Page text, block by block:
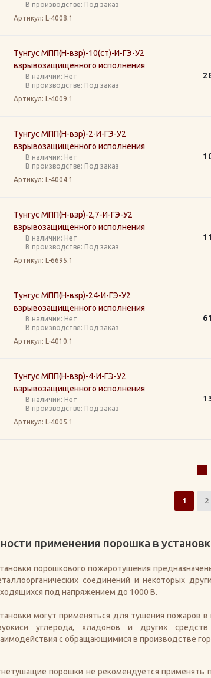
В производстве: Под заказ
Артикул: L-4008.1
Тунгус МПП(Н-взр)-10(ст)-И-ГЭ-У2
взрывозащищенного исполнения
В наличии: Нет
В производстве: Под заказ
Артикул: L-4009.1
Тунгус МПП(Н-взр)-2-И-ГЭ-У2
взрывозащищенного исполнения
В наличии: Нет
В производстве: Под заказ
Артикул: L-4004.1
Тунгус МПП(Н-взр)-2,7-И-ГЭ-У2
взрывозащищенного исполнения
В наличии: Нет
В производстве: Под заказ
Артикул: L-6695.1
Тунгус МПП(Н-взр)-24-И-ГЭ-У2
взрывозащищенного исполнения
В наличии: Нет
В производстве: Под заказ
Артикул: L-4010.1
Тунгус МПП(Н-взр)-4-И-ГЭ-У2
взрывозащищенного исполнения
В наличии: Нет
В производстве: Под заказ
Артикул: L-4005.1
1 2
применения порошка в
порошкового пожаротушения
соединений и некоторых
под напряжением до 1000 В.
могут применяться для тушения пожаров
углерода, хладонов и других
с обращающимися в производстве
порошки не рекомендуется применять